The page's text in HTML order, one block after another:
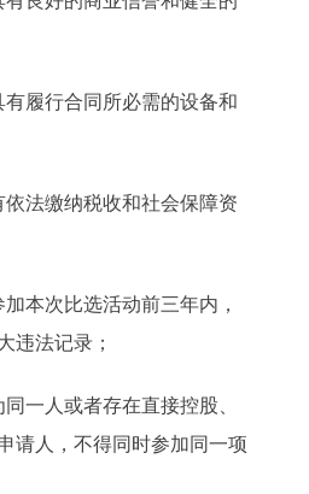
履行合同所必需的设备和
法缴纳税收和社会保障资
次比选活动前三年内，
违法记录；
人或者存在直接控股、
请人，不得同时参加同一项